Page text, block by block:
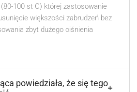
100 st C) której zastosowanie
większości zabrudzeń bez
zbyt dużego ciśnienia
powiedziała, że się tego